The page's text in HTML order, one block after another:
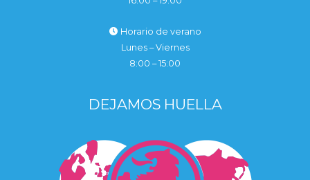
Horario de verano
Lunes – Viernes
8:00 – 15:00
DEJAMOS HUELLA